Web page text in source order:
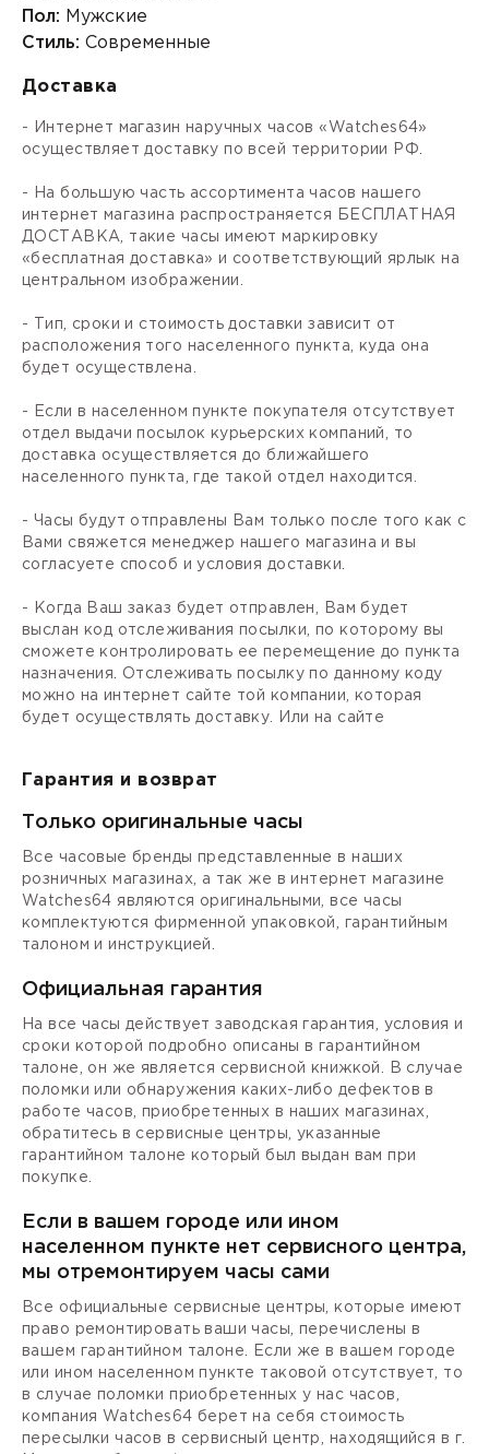
Пол: Мужские
Стиль: Современные
Доставка
- Интернет магазин наручных часов «Watches64»
осуществляет доставку по всей территории РФ.
- На большую часть ассортимента часов нашего
интернет магазина распространяется БЕСПЛАТНАЯ
ДОСТАВКА, такие часы имеют маркировку
«бесплатная доставка» и соответствующий ярлык на
центральном изображении.
- Тип, сроки и стоимость доставки зависит от
расположения того населенного пункта, куда она
будет осуществлена.
- Если в населенном пункте покупателя отсутствует
отдел выдачи посылок курьерских компаний, то
доставка осуществляется до ближайшего
населенного пункта, где такой отдел находится.
- Часы будут отправлены Вам только после того как с
Вами свяжется менеджер нашего магазина и вы
согласуете способ и условия доставки.
- Когда Ваш заказ будет отправлен, Вам будет
выслан код отслеживания посылки, по которому вы
сможете контролировать ее перемещение до пункта
назначения. Отслеживать посылку по данному коду
можно на интернет сайте той компании, которая
будет осуществлять доставку. Или на сайте
Гарантия и возврат
Только оригинальные часы
Все часовые бренды представленные в наших
розничных магазинах, а так же в интернет магазине
Watches64 являются оригинальными, все часы
комплектуются фирменной упаковкой, гарантийным
талоном и инструкцией.
Официальная гарантия
На все часы действует заводская гарантия, условия и
сроки которой подробно описаны в гарантийном
талоне, он же является сервисной книжкой. В случае
поломки или обнаружения каких-либо дефектов в
работе часов, приобретенных в наших магазинах,
обратитесь в сервисные центры, указанные
гарантийном талоне который был выдан вам при
покупке.
Если в вашем городе или ином
населенном пункте нет сервисного центра,
мы отремонтируем часы сами
Все официальные сервисные центры, которые имеют
право ремонтировать ваши часы, перечислены в
вашем гарантийном талоне. Если же в вашем городе
или ином населенном пункте таковой отсутствует, то
в случае поломки приобретенных у нас часов,
компания Watches64 берет на себя стоимость
пересылки часов в сервисный центр, находящийся в г.